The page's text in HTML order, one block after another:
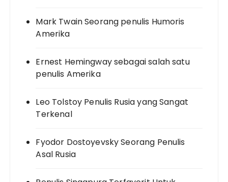
Mark Twain Seorang penulis Humoris
Amerika
Ernest Hemingway sebagai salah satu
penulis Amerika
Leo Tolstoy Penulis Rusia yang Sangat
Terkenal
Fyodor Dostoyevsky Seorang Penulis
Asal Rusia